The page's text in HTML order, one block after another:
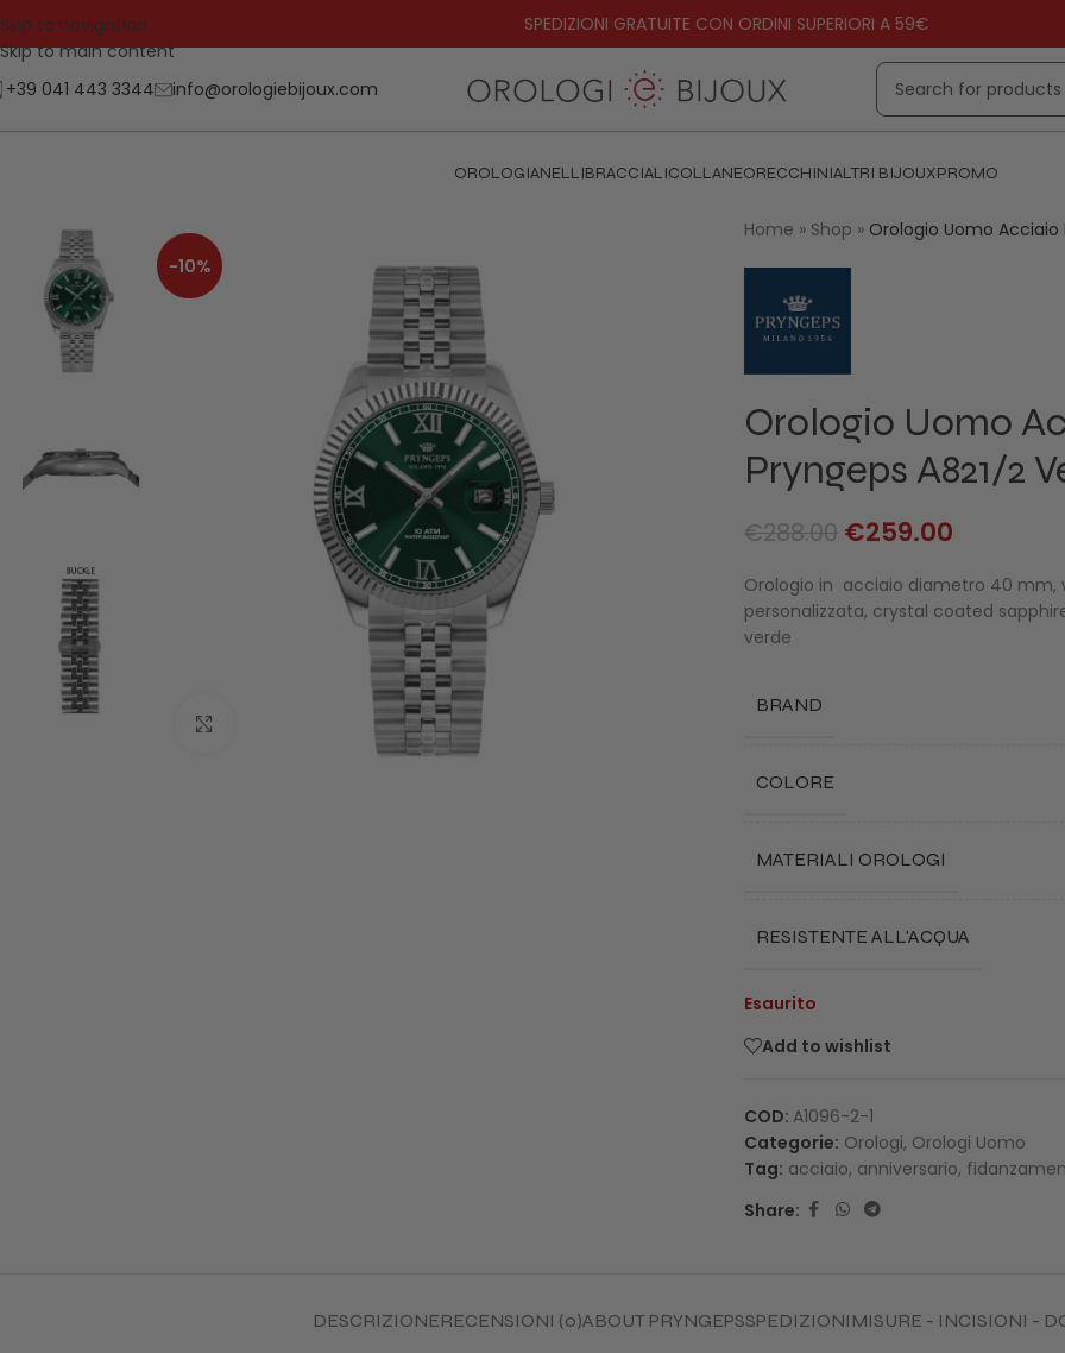
Skip to navigation
Skip to main content
SPEDIZIONI GRATUITE CON ORDINI SUPERIORI A 59€
+39 041 443 3344 info@orologiebijoux.com
OROLOGIANELLIBRACCIALICOLLANEORECCHINIALTRI BIJOUXPROMO
-10%
Home » Shop » Orologio Uomo Acciaio
Orologio Uomo
Pryngeps A821/2
€288.00 €259.00
Orologio in acciaio diametro 40 mm,
personalizzata, crystal coated
verde
BRAND
COLORE
MATERIALI OROLOGI
RESISTENTE ALL'ACQUA
Esaurito
Add to wishlist
COD: A1096-2-1
Categorie: Orologi, Orologi Uomo
Tag: acciaio, anniversario,
Share:
DESCRIZIONERECENSIONI (0)ABOUT PRYNGEPSSPEDIZIONI MISURE - INCISIONI -